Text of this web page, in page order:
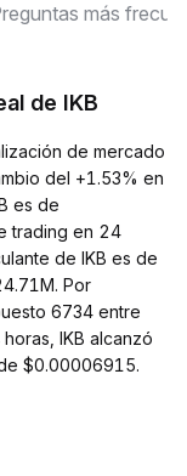
más
de IKB
de mercado
del +1.53% en
es de
trading en 24
de IKB es de
Por
6734 entre
IKB alcanzó
$0.00006915.